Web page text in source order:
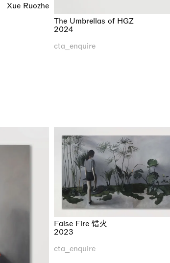
Xue Ruozhe
The Umbrellas of HGZ
2024
cta_enquire
False Fire 错火
2023
cta_enquire